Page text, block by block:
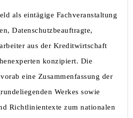
als eintägige Fachveranstaltung
Datenschutzbeauftragte,
aus der Kreditwirtschaft
konzipiert. Die
eine Zusammenfassung der
Werkes sowie
Richtlinientexte zum nationalen